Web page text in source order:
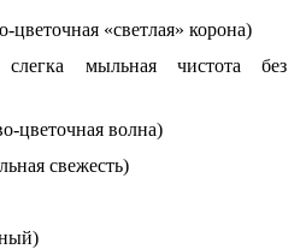
цветочная «светлая» корона)
слегка мыльная чистота без
цветочная волна)
свежесть)